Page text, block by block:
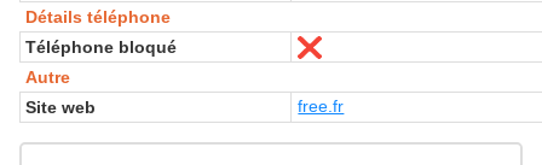
Détails téléphone
Téléphone bloqué
Non
Autre
Site web
free.fr